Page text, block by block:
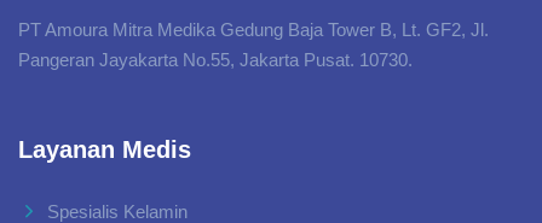
PT Amoura Mitra Medika Gedung Baja Tower B, Lt. GF2, Jl.
Pangeran Jayakarta No.55, Jakarta Pusat. 10730.
Layanan Medis
Spesialis Kelamin